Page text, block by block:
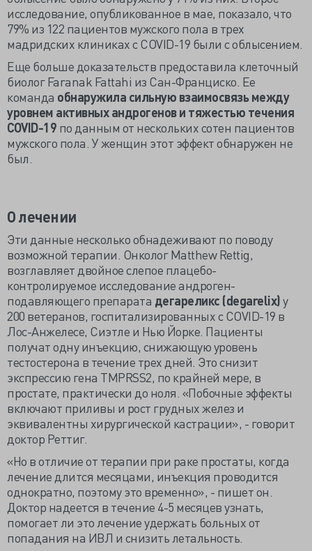
исследование, опубликованное в мае, показало, что
79% из 122 пациентов мужского пола в трех
мадридских клиниках с COVID-19 были с облысением.
Еще больше доказательств предоставила клеточный
биолог Faranak Fattahi из Сан-Франциско. Ее
команда обнаружила сильную взаимосвязь между
уровнем активных андрогенов и тяжестью течения
COVID-19 по данным от нескольких сотен пациентов
мужского пола. У женщин этот эффект обнаружен не
был.
О лечении
Эти данные несколько обнадеживают по поводу
возможной терапии. Онколог Matthew Rettig,
возглавляет двойное слепое плацебо-
контролируемое исследование андроген-
подавляющего препарата дегареликс (degarelix)у
200 ветеранов, госпитализированных с COVID-19 в
Лос-Анжелесе, Сиэтле и Нью Йорке. Пациенты
получат одну инъекцию, снижающую уровень
тестостерона в течение трех дней. Это снизит
экспрессию гена TMPRSS2, по крайней мере, в
простате, практически до ноля. «Побочные эффекты
включают приливы и рост грудных желез и
эквивалентны хирургической кастрации», - говорит
доктор Реттиг.
«Но в отличие от терапии при раке простаты, когда
лечение длится месяцами, инъекция проводится
однократно, поэтому это временно», - пишет он.
Доктор надеется в течение 4-5 месяцев узнать,
помогает ли это лечение удержать больных от
попадания на ИВЛ и снизить летальность.